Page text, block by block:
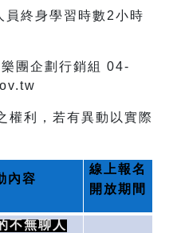
終身學習時數2小時
團企劃行銷組 04-
權利，若有異動以實際
內容
線上報名
開放期間
不無聊人